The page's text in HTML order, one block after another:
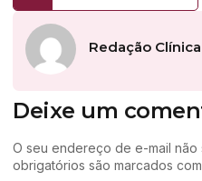
Redação
Deixe um
O seu endereço de e-mail não
obrigatórios são marcados com